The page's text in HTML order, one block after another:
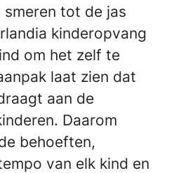
smeren tot de jas
kinderopvang
om het zelf te
laat zien dat
aan de
Daarom
behoeften,
van elk kind en